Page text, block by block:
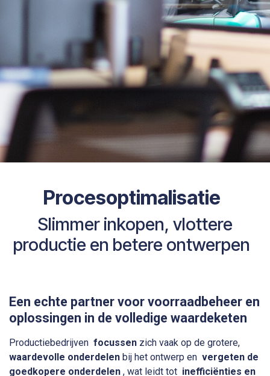
Procesoptimalisatie
Slimmer inkopen, vlottere
productie en betere ontwerpen
Een echte partner voor voorraadbeheer en
oplossingen in de volledige waardeketen
Productiebedrijven focussen zich vaak op de grotere,
waardevolle onderdelen bij het ontwerp en vergeten de
goedkopere onderdelen , wat leidt tot inefficiënties en